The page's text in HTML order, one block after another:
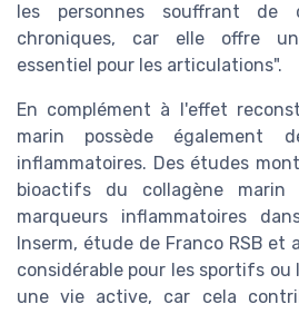
les personnes souffrant de
chroniques, car elle offre
essentiel pour les articulations".
En complément à l'effet
marin possède également
inflammatoires. Des études
bioactifs du collagène marin
marqueurs inflammatoires
Inserm, étude de Franco RSB et
considérable pour les sportifs ou
une vie active, car cela